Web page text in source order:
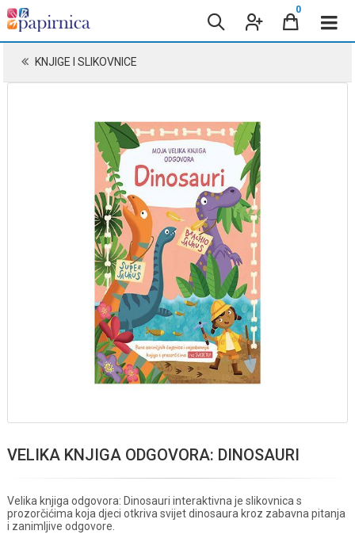
0
KNJIGE I SLIKOVNICE
VELIKA KNJIGA ODGOVORA: DINOSAURI
Velika knjiga odgovora: Dinosauri interaktivna je slikovnica s
prozorčićima koja djeci otkriva svijet dinosaura kroz zabavna pitanja
i zanimljive odgovore.